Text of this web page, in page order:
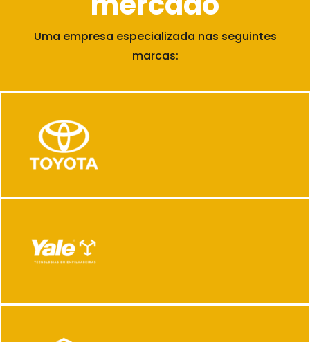
Uma empresa especializada nas seguintes
marcas: